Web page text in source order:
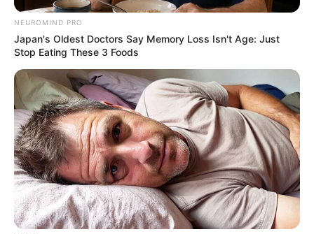
NEUROMIND PRO
Japan's Oldest Doctors Say Memory Loss Isn't Age: Just
Stop Eating These 3 Foods